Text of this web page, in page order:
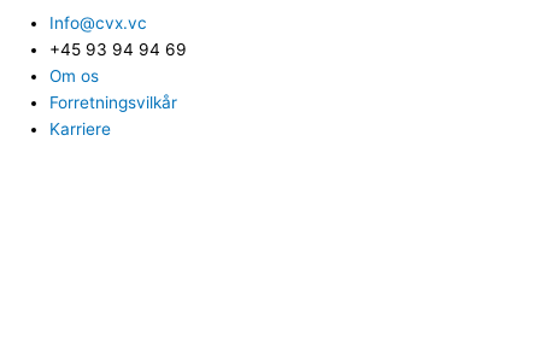
Info@cvx.vc
+45 93 94 94 69
Om os
Forretningsvilkår
Karriere